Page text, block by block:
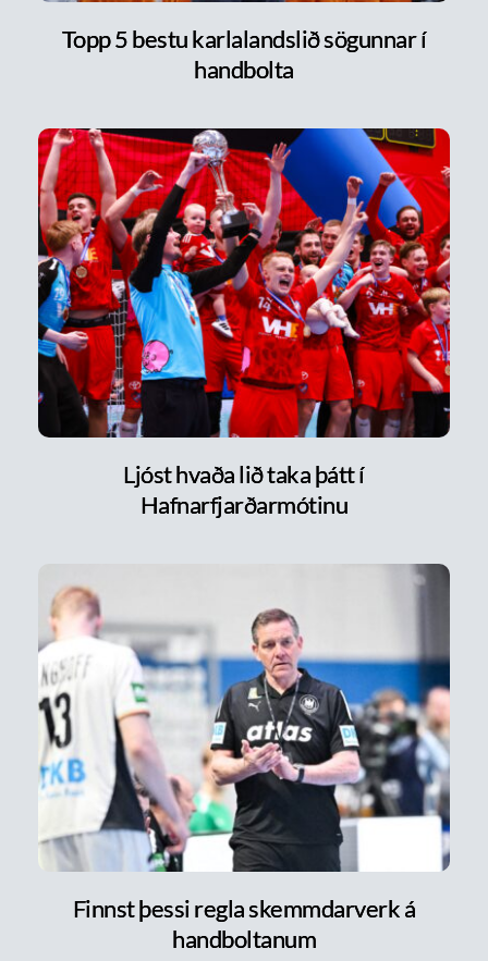
Topp 5 bestu karlalandslið sögunnar í
handbolta
Ljóst hvaða lið taka þátt í
Hafnarfjarðarmótinu
Finnst þessi regla skemmdarverk á
handboltanum